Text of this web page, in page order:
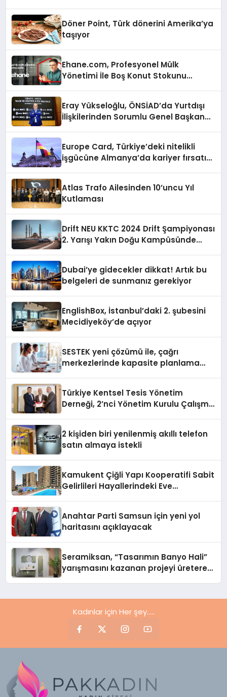
Döner Point, Türk dönerini Amerika’ya
taşıyor
Ehane.com, Profesyonel Mülk
Yönetimi İle Boş Konut Stokunu
Eray Yükseloğlu, ÖNSİAD’da Yurtdışı
İlişkilerinden Sorumlu Genel Başkan
Europe Card, Türkiye’deki nitelikli
işgücüne Almanya’da kariyer fırsatı
Atlas Trafo Ailesinden 10’uncu Yıl
Kutlaması
Drift NEU KKTC 2024 Drift Şampiyonası
2. Yarışı Yakın Doğu Kampüsünde
Dubai’ye gidecekler dikkat! Artık bu
belgeleri de sunmanız gerekiyor
EnglishBox, İstanbul’daki 2. şubesini
Mecidiyeköy’de açıyor
SESTEK yeni çözümü ile, çağrı
merkezlerinde kapasite planlama
Türkiye Kentsel Tesis Yönetim
Derneği, 2’nci Yönetim Kurulu Çalışma
2 kişiden biri yenilenmiş akıllı telefon
satın almaya istekli
Kamukent Çiğli Yapı Kooperatifi Sabit
Gelirlileri Hayallerindeki Eve
Anahtar Parti Samsun için yeni yol
haritasını açıklayacak
Seramiksan, “Tasarımın Banyo Hali”
yarışmasını kazanan projeyi üreterek
Kadınlar için Her şey.....